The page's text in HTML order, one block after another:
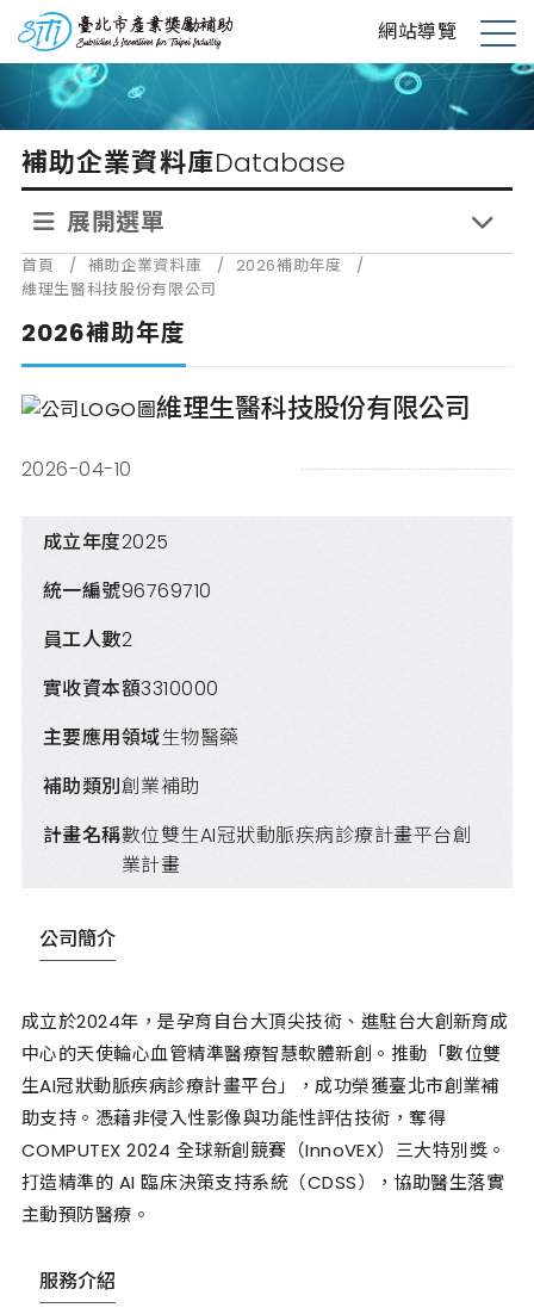
到
內
台北市產業獎勵補助 網站導覽
展
單
補助企業資料庫Database
展開選單
首頁 / 補助企業資料庫 / 2026補助年度
/
維理生醫科技股份有限公司
2026補助年度
維理生醫科技股份有限公司
2026-04-10
成立年度2025
統一編號96769710
員工人數2
實收資本額3310000
主要應用領域生物醫藥
補助類別創業補助
計畫名稱數位雙生AI冠狀動脈疾病診療計畫平台創
業計畫
公司簡介
成立於2024年，是孕育自台大頂尖技術、進駐台大創新育成
中心的天使輪心血管精準醫療智慧軟體新創。推動「數位雙
生AI冠狀動脈疾病診療計畫平台」，成功榮獲臺北市創業補
助支持。憑藉非侵入性影像與功能性評估技術，奪得
COMPUTEX 2024 全球新創競賽（InnoVEX）三大特別獎。
打造精準的 AI 臨床決策支持系統（CDSS），協助醫生落實
主動預防醫療。
服務介紹